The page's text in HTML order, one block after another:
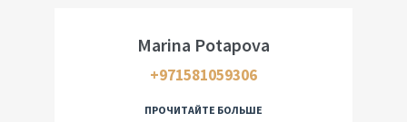
Marina Potapova
+971581059306
ПРОЧИТАЙТЕ БОЛЬШЕ
Брокер по недвижимости